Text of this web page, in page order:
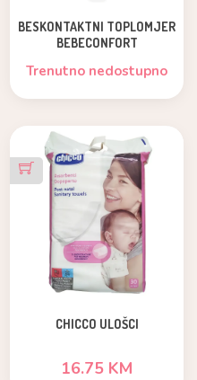
BESKONTAKTNI TOPLOMJER
BEBECONFORT
Trenutno nedostupno
CHICCO ULOŠCI
16.75 KM